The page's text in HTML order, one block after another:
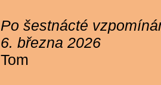
Po šestnácté
6. března 2026
Tom